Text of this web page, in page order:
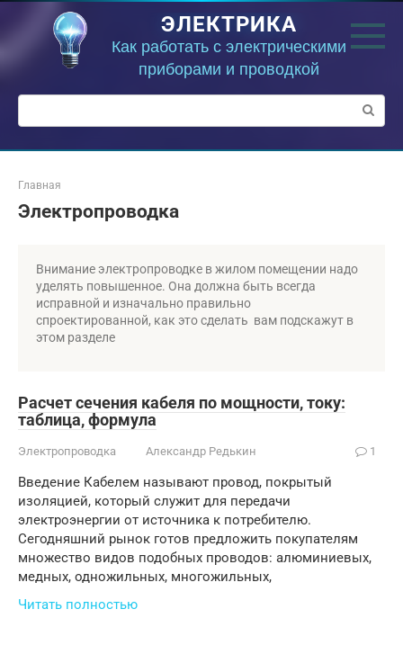
контенту
ЭЛЕКТРИКА
Как работать с электрическими
приборами и проводкой
Поиск:
Главная
Электропроводка
Внимание электропроводке в жилом помещении надо
уделять повышенное. Она должна быть всегда
исправной и изначально правильно
спроектированной, как это сделать вам подскажут в
этом разделе
Расчет сечения кабеля по мощности, току:
таблица, формула
Электропроводка Александр Редькин 1
Введение Кабелем называют провод, покрытый
изоляцией, который служит для передачи
электроэнергии от источника к потребителю.
Сегодняшний рынок готов предложить покупателям
множество видов подобных проводов: алюминиевых,
медных, одножильных, многожильных,
Читать полностью